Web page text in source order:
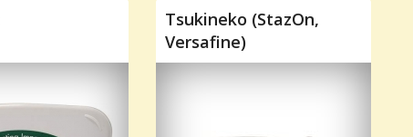
Tsukineko (StazOn,
Versafine)